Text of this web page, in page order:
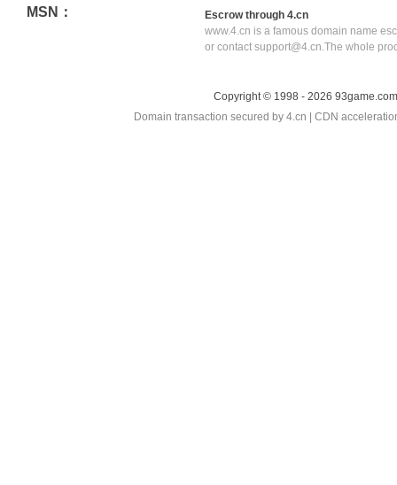
MSN：
Escrow through 4.cn
www.4.cn is a famous domain name
or contact support@4.cn.The whole
Copyright © 1998 - 2026
Domain transaction secured by 4.cn | CDN